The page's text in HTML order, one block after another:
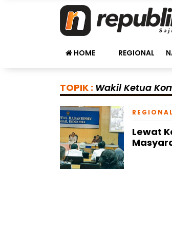
HOME REGIONAL
TOPIK : Wakil Ketua
REGIONAL
Lewat